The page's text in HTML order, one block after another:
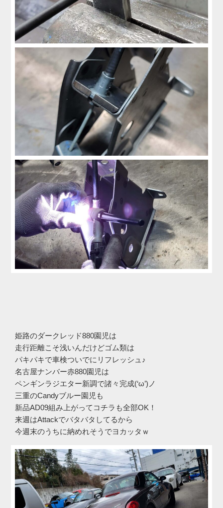
姫路のダークレッド880園児は
走行距離こそ浅いんだけどゴム類は
パキパキで車検ついでにリフレッシュ♪
名古屋ナンバー赤880園児は
ペンギンラジエター新調で諸々完成(‘ω’)ノ
三重のCandyブルー園児も
新品AD09組み上がってコチラも全部OK！
来週はAttackでバタバタしてるから
今週末のうちに納めれそうでヨカッタｗ